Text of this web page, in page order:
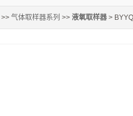
>> 气体取样器系列 >> 液氧取样器 >